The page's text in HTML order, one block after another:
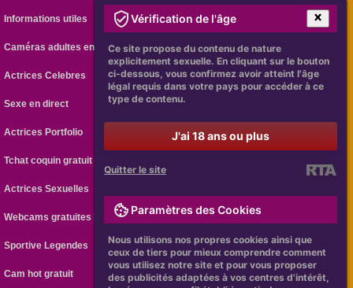
Informations utiles
Caméras adultes en ligne
Actrices Celebres
Sexe en direct
Actrices Portfolio
Tchat coquin gratuit
Actrices Sexuelles
Webcams gratuites
Sportive Legendes
Cam hot gratuit
Vérification de l'âge
Ce site propose du contenu de nature
explicitement sexuelle. En cliquant sur le bouton
ci-dessous, vous confirmez avoir atteint l'âge
légal requis dans votre pays pour accéder à ce
type de contenu.
J'ai 18 ans ou plus
Quitter le site
Paramètres des Cookies
Nous utilisons nos propres cookies ainsi que
ceux de tiers pour mieux comprendre comment
vous utilisez notre site et pour vous proposer
des publicités adaptées à vos centres d'intérêt,